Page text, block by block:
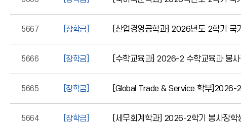
5667 [장학금] [산업경영공학과] 2026년도 2학기
5666 [장학금] [수학교육과] 2026-2 수학교육과 봉
5665 [장학금] [Global Trade & Service 학부]2026-
5664 [장학금] [세무회계학과] 2026-2학기 봉사장학